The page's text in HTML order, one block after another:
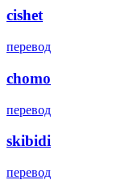
cishet
перевод
chomo
перевод
skibidi
перевод